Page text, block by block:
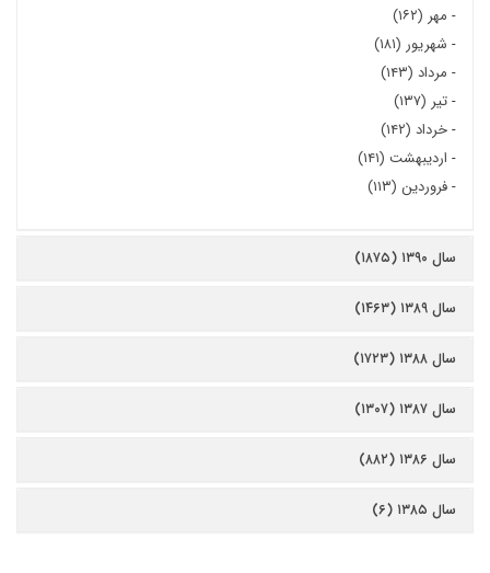
- مهر (۱۶۲)
- شهریور (۱۸۱)
- مرداد (۱۴۳)
-تیر (۱۳۷)
-خرداد (۱۴۲)
- اردیبهشت (۱۴۱)
-فروردین (۱۱۳)
سال ۱۳۹۰ (۱۸۷۵)
سال ۱۳۸۹ (۱۴۶۳)
سال ۱۳۸۸ (۱۷۲۳)
سال ۱۳۸۷ (۱۳۰۷)
سال ۱۳۸۶ (۸۸۲)
سال ۱۳۸۵ (۶)